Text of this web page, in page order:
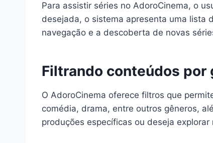
Para assistir séries no AdoroCinema, o
desejada, o sistema apresenta uma lista
navegação e a descoberta de novas
Filtrando conteúdos por
O AdoroCinema oferece filtros que
comédia, drama, entre outros gêneros,
produções específicas ou deseja